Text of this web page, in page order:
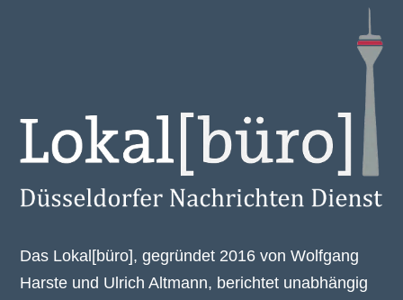
Das Lokal[büro], gegründet 2016 von Wolfgang
Harste und Ulrich Altmann, berichtet unabhängig